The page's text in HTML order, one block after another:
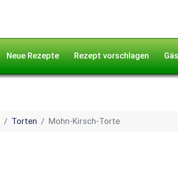
Neue Rezepte Rezept vorschlagen
Torten Mohn-Kirsch-Torte